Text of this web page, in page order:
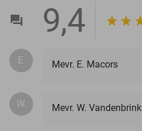
9,4
E. Mevr. E. Macors
W. Mevr. W. Vandenbrink